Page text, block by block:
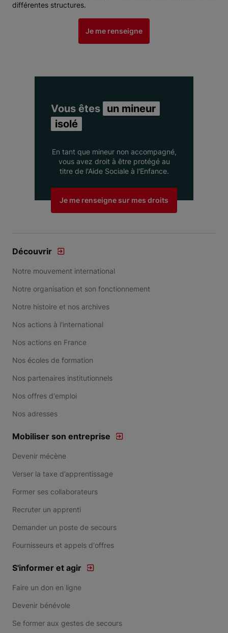
différentes structures.
Je me renseigne
Vous êtes un mineur
isolé
En tant que mineur non accompagné,
vous avez droit à être protégé au
titre de l'Aide Sociale à l'Enfance.
Je me renseigne sur mes droits
Découvrir
Notre mouvement international
Notre organisation et son fonctionnement
Notre histoire et nos archives
Nos actions à l'international
Nos actions en France
Nos écoles de formation
Nos partenaires institutionnels
Nos offres d'emploi
Nos adresses
Mobiliser son entreprise
Devenir mécène
Verser la taxe d’apprentissage
Former ses collaborateurs
Recruter un apprenti
Demander un poste de secours
Fournisseurs et appels d'offres
S'informer et agir
Faire un don en ligne
Devenir bénévole
Se former aux gestes de secours